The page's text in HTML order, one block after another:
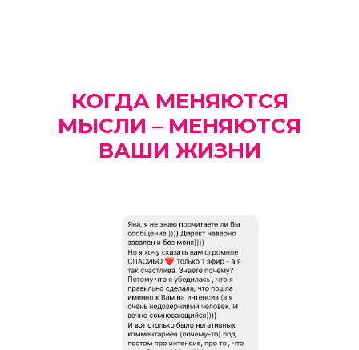
КОГДА МЕНЯЮТСЯ
МЫСЛИ – МЕНЯЮТСЯ
ВАШИ ЖИЗНИ